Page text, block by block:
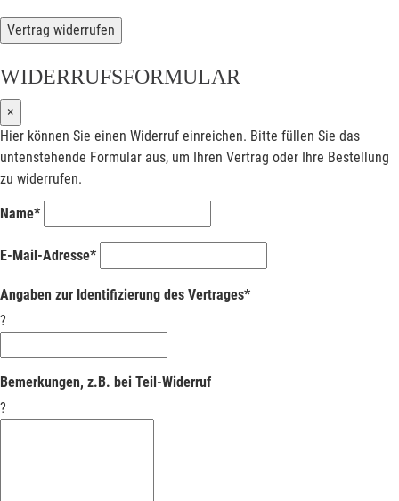
Vertrag widerrufen
WIDERRUFSFORMULAR
×
Hier können Sie einen Widerruf einreichen. Bitte füllen Sie das
untenstehende Formular aus, um Ihren Vertrag oder Ihre Bestellung
zu widerrufen.
Name*
E-Mail-Adresse*
Angaben zur Identifizierung des Vertrages*
?
Bemerkungen, z.B. bei Teil-Widerruf
?